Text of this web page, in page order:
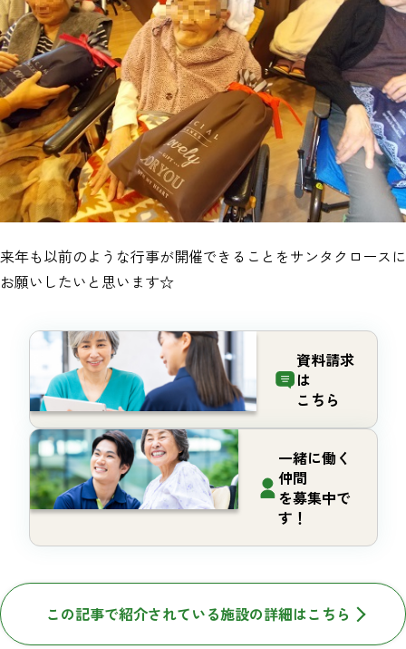
来年も以前のような行事が開催できることをサンタクロースに
お願いしたいと思います☆
資料請求
は
こちら
一緒に働く
仲間
を募集中で
す！
この記事で紹介されている施設の詳細はこちら